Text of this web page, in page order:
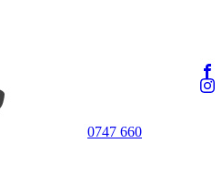
0747 660